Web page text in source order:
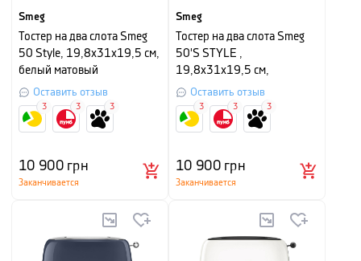
Smeg
Тостер на два слота Smeg
50 Style, 19,8х31х19,5 см,
белый матовый
Оставить отзыв
10 900грн
Заканчивается
3 3 3
Smeg
Тостер на два слота Smeg
50'S STYLE ,
19,8х31х19,5 см,
изумрудно-зеленый
Оставить отзыв
10 900грн
Заканчивается
3 3 3